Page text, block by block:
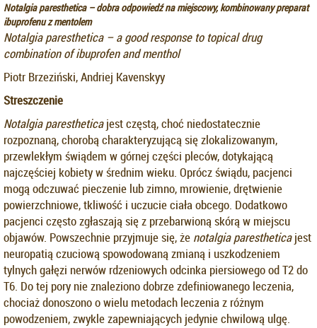
Notalgia paresthetica – dobra odpowiedź na miejscowy, kombinowany preparat
ibuprofenu z mentolem
Notalgia paresthetica – a good response to topical drug
combination of ibuprofen and menthol
Piotr Brzeziński, Andriej Kavenskyy
Streszczenie
Notalgia parestheticajest częstą, choć niedostatecznie
rozpoznaną, chorobą charakteryzującą się zlokalizowanym,
przewlekłym świądem w górnej części pleców, dotykającą
najczęściej kobiety w średnim wieku. Oprócz świądu, pacjenci
mogą odczuwać pieczenie lub zimno, mrowienie, drętwienie
powierzchniowe, tkliwość i uczucie ciała obcego. Dodatkowo
pacjenci często zgłaszają się z przebarwioną skórą w miejscu
objawów. Powszechnie przyjmuje się, że notalgia parestheticajest
neuropatią czuciową spowodowaną zmianą i uszkodzeniem
tylnych gałęzi nerwów rdzeniowych odcinka piersiowego od T2 do
T6. Do tej pory nie znaleziono dobrze zdefiniowanego leczenia,
chociaż donoszono o wielu metodach leczenia z różnym
powodzeniem, zwykle zapewniających jedynie chwilową ulgę.